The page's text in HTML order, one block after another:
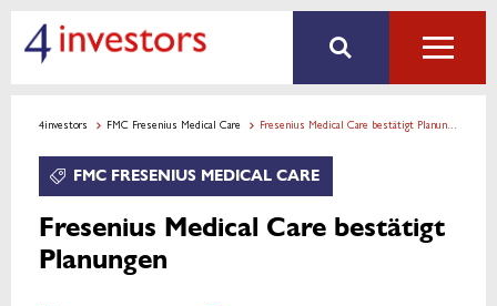
4investors FMC Fresenius Medical Care Fresenius Medical Care bestätigt Planungen
FMC FRESENIUS MEDICAL CARE
Fresenius Medical Care bestätigt
Planungen